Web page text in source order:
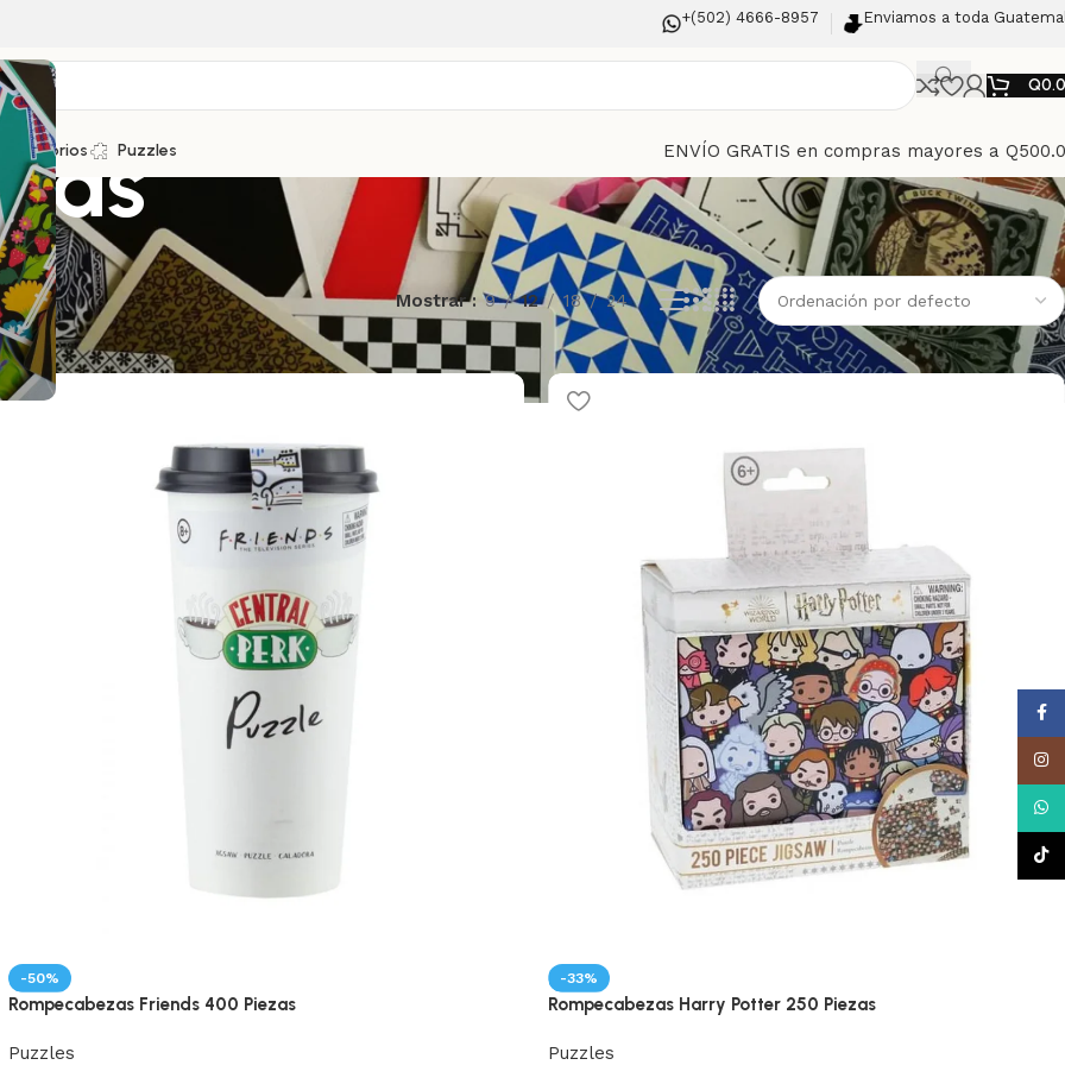
+(502) 4666-8957 Enviamos a toda
Q
Accesorios Puzzles ENVÍO GRATIS en compras mayores a
Mostrar 9 12 18 24
-50%
Rompecabezas Friends 400 Piezas
Puzzles
-33%
Rompecabezas Harry Potter 250 Piezas
Puzzles